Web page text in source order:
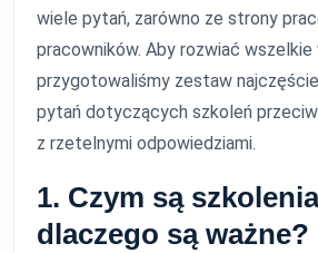
wiele pytań, zarówno ze strony
pracowników. Aby rozwiać
przygotowaliśmy zestaw
pytań dotyczących szkoleń
z rzetelnymi odpowiedziami.
1. Czym są
dlaczego są ważne?